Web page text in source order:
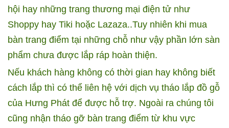
hội hay những trang thương mại điện tử như
Shoppy hay Tiki hoặc Lazaza..Tuy nhiên khi mua
bàn trang điểm tại những chỗ như vậy phần lớn sàn
phẩm chưa được lắp ráp hoàn thiện.
Nếu khách hàng không có thời gian hay không biết
cách lắp thì có thể liên hệ với dịch vụ tháo lắp đồ gỗ
của Hưng Phát để được hỗ trợ. Ngoài ra chúng tôi
cũng nhận tháo gỡ bàn trang điểm từ khu vực